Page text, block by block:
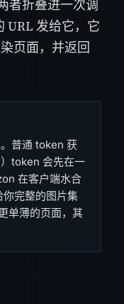
者折叠进一次调
URL 发给它，它
页面，并返回
普通 token 获
token 会先在一
在客户端水合
完整的图片集
单薄的页面，其